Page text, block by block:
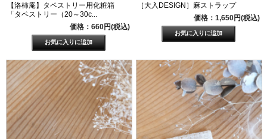
【洛柿庵】タペストリー用化粧箱
「タペストリー（20～30c...
価格：660円(税込)
［大入DESIGN］麻ストラップ
価格：1,650円(税込)